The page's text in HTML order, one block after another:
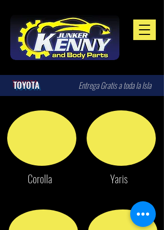
TOYOTA Entrega Gratis a toda la Isla
Corolla Yaris